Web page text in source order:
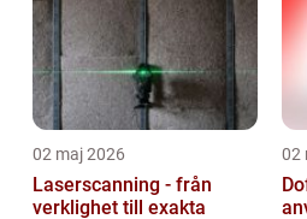
02 maj 2026
Laserscanning - från
verklighet till exakta
02